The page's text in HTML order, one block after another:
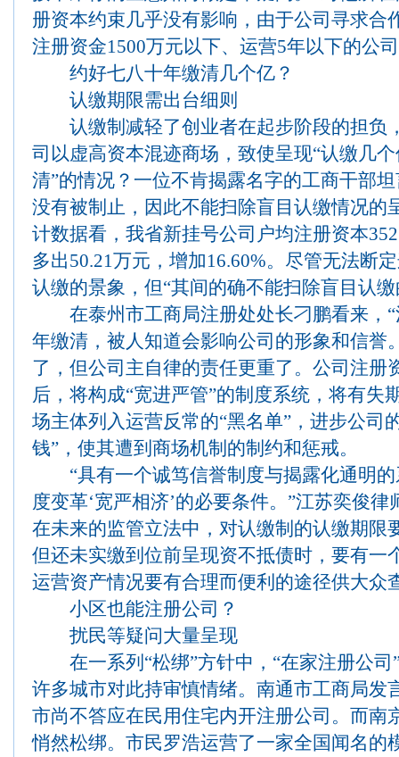
册资本约束几乎没有影响，由于公司寻求合
注册资金1500万元以下、运营5年以下的公
约好七八十年缴清几个亿？
认缴期限需出台细则
认缴制减轻了创业者在起步阶段的担负
司以虚高资本混迹商场，致使呈现“认缴几
清”的情况？一位不肯揭露名字的工商干部
没有被制止，因此不能扫除盲目认缴情况的
计数据看，我省新挂号公司户均注册资本
多出50.21万元，增加16.60%。尽管无法断
认缴的景象，但“其间的确不能扫除盲目认
在泰州市工商局注册处处长刁鹏看来，“
年缴清，被人知道会影响公司的形象和信誉
了，但公司主自律的责任更重了。公司注册
后，将构成“宽进严管”的制度系统，将有失
场主体列入运营反常的“黑名单”，进步公司
钱”，使其遭到商场机制的制约和惩戒。
“具有一个诚笃信誉制度与揭露化通明的
度变革‘宽严相济’的必要条件。”江苏奕俊
在未来的监管立法中，对认缴制的认缴期限
但还未实缴到位前呈现资不抵债时，要有一
运营资产情况要有合理而便利的途径供大众
小区也能注册公司？
扰民等疑问大量呈现
在一系列“松绑”方针中，“在家注册公司
许多城市对此持审慎情绪。南通市工商局发
市尚不答应在民用住宅内开注册公司。而南
悄然松绑。市民罗浩运营了一家全国闻名的